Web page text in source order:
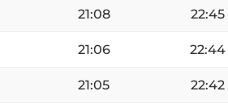
21:08 22:45
21:06 22:44
21:05 22:42